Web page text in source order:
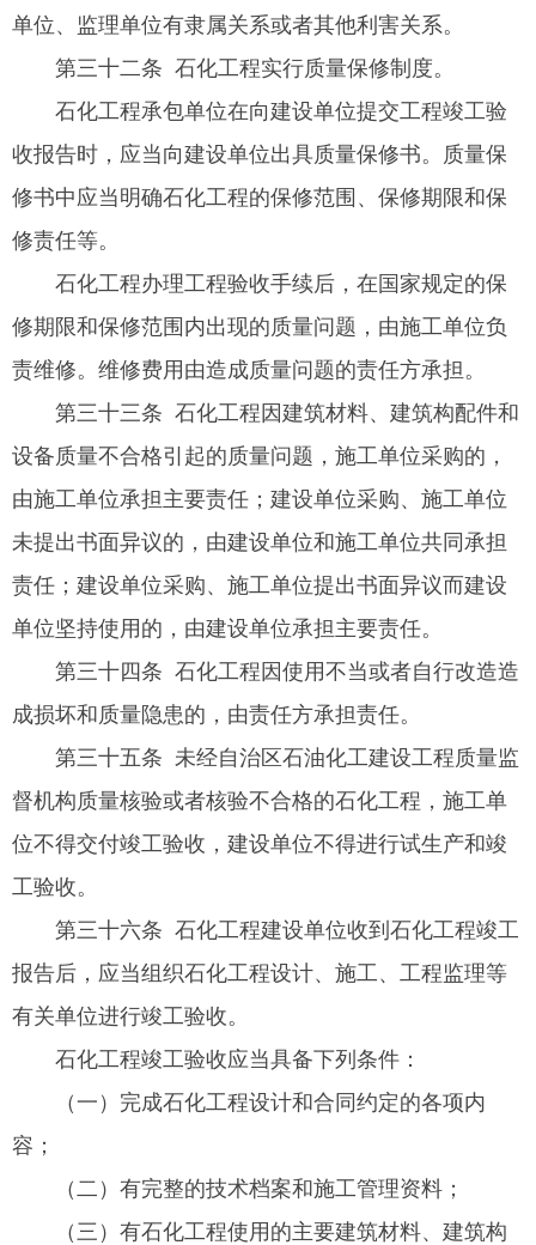
单位、监理单位有隶属关系或者其他利害关系。
第三十二条 石化工程实行质量保修制度。
石化工程承包单位在向建设单位提交工程竣工验
收报告时，应当向建设单位出具质量保修书。质量保
修书中应当明确石化工程的保修范围、保修期限和保
修责任等。
石化工程办理工程验收手续后，在国家规定的保
修期限和保修范围内出现的质量问题，由施工单位负
责维修。维修费用由造成质量问题的责任方承担。
第三十三条 石化工程因建筑材料、建筑构配件和
设备质量不合格引起的质量问题，施工单位采购的，
由施工单位承担主要责任；建设单位采购、施工单位
未提出书面异议的，由建设单位和施工单位共同承担
责任；建设单位采购、施工单位提出书面异议而建设
单位坚持使用的，由建设单位承担主要责任。
第三十四条 石化工程因使用不当或者自行改造造
成损坏和质量隐患的，由责任方承担责任。
第三十五条 未经自治区石油化工建设工程质量监
督机构质量核验或者核验不合格的石化工程，施工单
位不得交付竣工验收，建设单位不得进行试生产和竣
工验收。
第三十六条 石化工程建设单位收到石化工程竣工
报告后，应当组织石化工程设计、施工、工程监理等
有关单位进行竣工验收。
石化工程竣工验收应当具备下列条件：
（一）完成石化工程设计和合同约定的各项内
容；
（二）有完整的技术档案和施工管理资料；
（三）有石化工程使用的主要建筑材料、建筑构